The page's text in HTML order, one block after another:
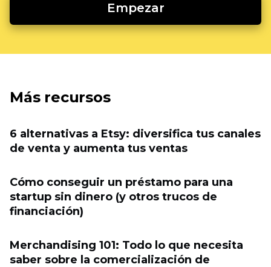
Empezar
Más recursos
6 alternativas a Etsy: diversifica tus canales
de venta y aumenta tus ventas
Cómo conseguir un préstamo para una
startup sin dinero (y otros trucos de
financiación)
Merchandising 101: Todo lo que necesita
saber sobre la comercialización de